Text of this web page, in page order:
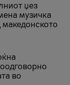
џез
музичка
во